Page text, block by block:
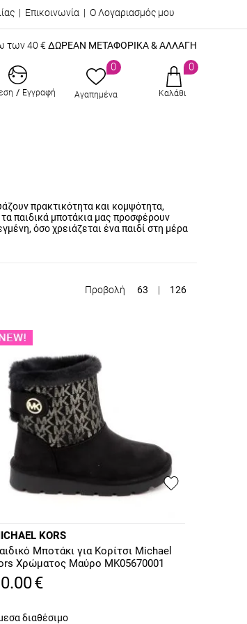
| Επικοινωνία | Ο Λογαριασμός μου
των 40 € ΔΩΡΕΑΝ ΜΕΤΑΦΟΡΙΚΑ & ΑΛΛΑΓΗ
/ Εγγραφή
0
Αγαπημένα
0
Καλάθι
πρακτικότητα και κομψότητα,
παιδικά μποτάκια μας προσφέρουν
όσο χρειάζεται ένα παιδί στη μέρα
Προβολή 63 | 126
KORS
Μποτάκι για Κορίτσι Michael
Χρώματος Μαύρο MK05670001
€
διαθέσιμο